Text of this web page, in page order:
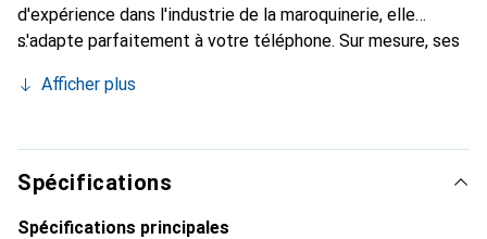
d'expérience dans l'industrie de la maroquinerie, elle
s'adapte parfaitement à votre téléphone. Sur mesure, ses
devient l'accessoire chic et indispensable pour votre
produits de haute qualité, la marque Noreve est un choix
fiable pour une clientèle exigeante.
Afficher plus
Spécifications
Spécifications principales